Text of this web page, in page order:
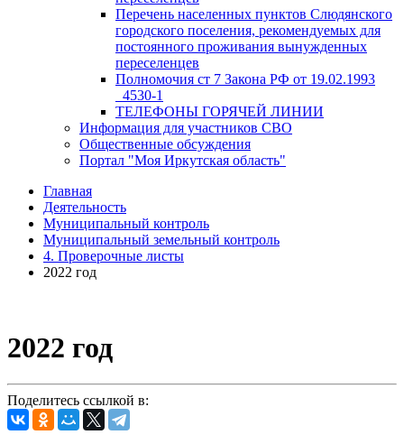
Перечень населенных пунктов Слюдянского
городского поселения, рекомендуемых для
постоянного проживания вынужденных
переселенцев
Полномочия ст 7 Закона РФ от 19.02.1993
_4530-1
ТЕЛЕФОНЫ ГОРЯЧЕЙ ЛИНИИ
Информация для участников СВО
Общественные обсуждения
Портал "Моя Иркутская область"
Главная
Деятельность
Муниципальный контроль
Муниципальный земельный контроль
4. Проверочные листы
2022 год
2022 год
Поделитесь ссылкой в: